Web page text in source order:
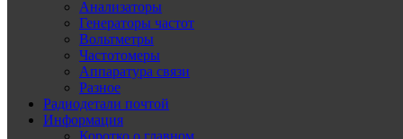
Анализаторы
Генераторы частот
Вольтметры
Частотомеры
Аппаратура связи
Разное
Радиодетали почтой
Информация
Коротко о главном